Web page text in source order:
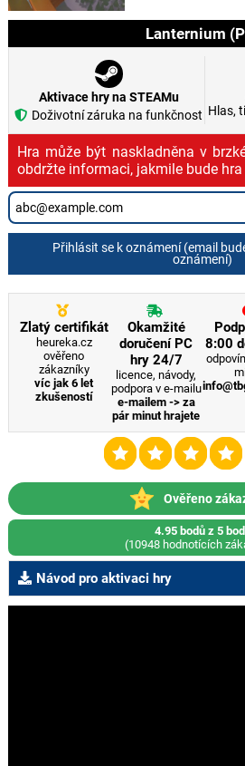
Lanternium
Aktivace hry na STEAMu
Doživotní záruka na funkčnost Hlas,
Hra může být naskladněna v
obdržte informaci, jakmile bude
Přihlásit se k oznámení (email
oznámení)
Zlatý certifikát
heureka.cz
ověřeno
zákazníky
víc jak 6 let
zkušeností
Okamžité
doručení PC
hry 24/7
licence, návody,
podpora v e-mailu
e-mailem -> za
pár minut hrajete
8:00
Ověřeno
4.95 bodů z 5
(10948 hodnotících
Návod pro aktivaci hry